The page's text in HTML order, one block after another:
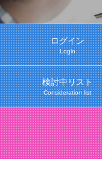
ログイン
Login
検討中リスト
Consideration list